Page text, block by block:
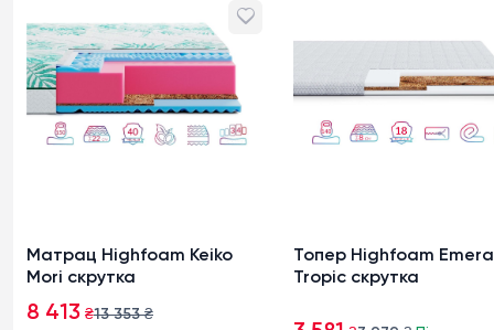
Матрац Highfoam Keiko
Mori скрутка
8 413 ₴13 353₴
Топер Highfoam
Tropic скрутка